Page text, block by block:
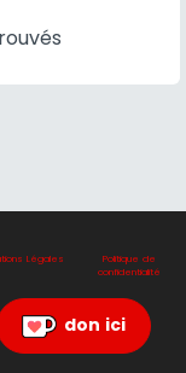
Légales
Politique de
confidentialité
don ici